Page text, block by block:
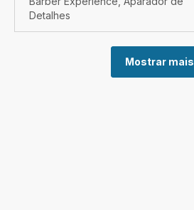
Detalhes
Mostrar mais